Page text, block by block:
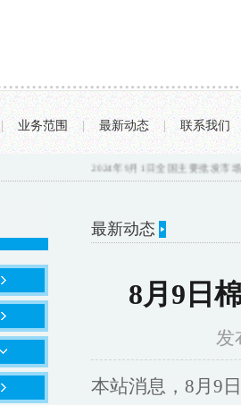
| 业务范围 | 最新动态 | 联系我们
2024年9月1日全国主要批发市场大
最新动态
8月9日
发
本站消息，8月9